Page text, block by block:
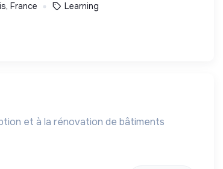
France Learning
et à la rénovation de bâtiments